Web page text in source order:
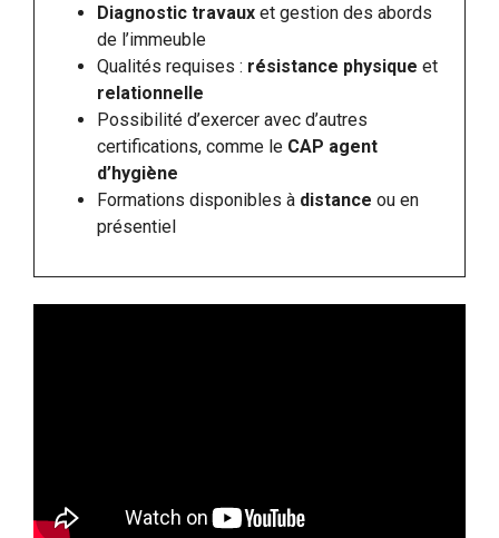
Diagnostic travaux et gestion des abords
de l’immeuble
Qualités requises : résistance physique et
relationnelle
Possibilité d’exercer avec d’autres
certifications, comme le CAP agent
d’hygiène
Formations disponibles à distance ou en
présentiel